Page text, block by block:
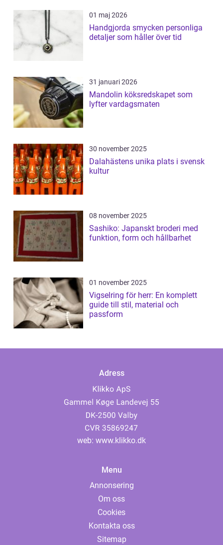
01 maj 2026
Handgjorda smycken personliga
detaljer som håller över tid
31 januari 2026
Mandolin köksredskapet som
lyfter vardagsmaten
30 november 2025
Dalahästens unika plats i svensk
kultur
08 november 2025
Sashiko: Japanskt broderi med
funktion, form och hållbarhet
01 november 2025
Vigselring för herr: En komplett
guide till stil, material och
passform
Adress
web: www.klikko.dk
Menu
Annonsering
Om oss
Cookies
Kontakta oss
Sitemap